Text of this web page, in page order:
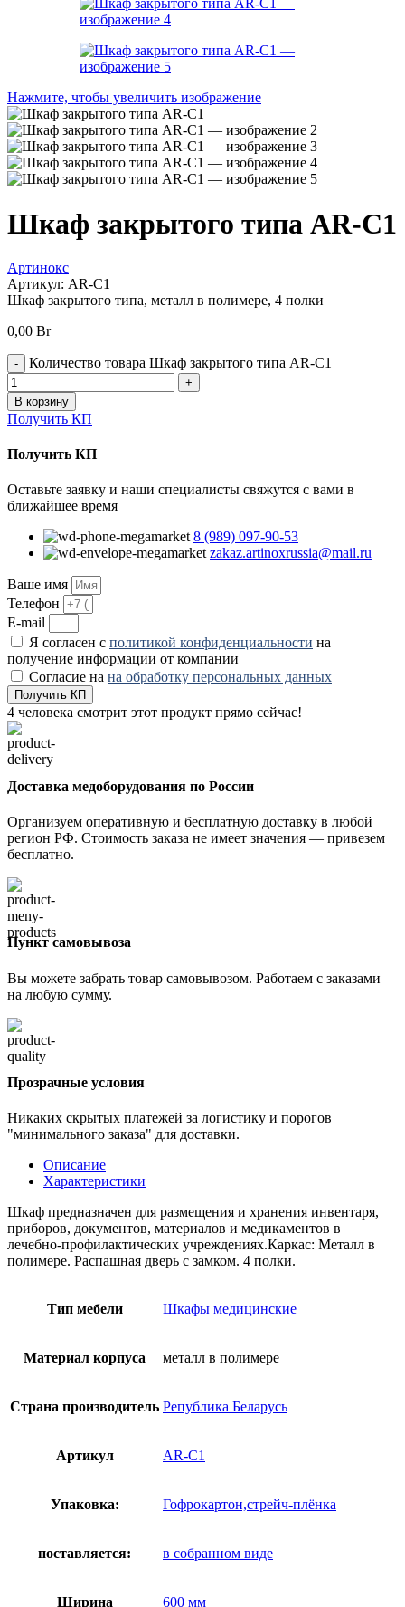
Нажмите, чтобы увеличить изображение
Шкаф закрытого типа AR-C1
Артинокс
Артикул: AR-C1
Шкаф закрытого типа, металл в полимере, 4 полки
0,00 Br
Количество товара Шкаф закрытого типа AR-C1
В корзину
Получить КП
Получить КП
Оставьте заявку и наши специалисты свяжутся с вами в
ближайшее время
8 (989) 097-90-53
zakaz.artinoxrussia@mail.ru
Ваше имя
Телефон
E-mail
Я согласен с политикой конфиденциальности на
получение информации от компании
Согласие на на обработку персональных данных
Получить КП
4 человека смотрит этот продукт прямо сейчас!
Доставка медоборудования по России
Организуем оперативную и бесплатную доставку в любой
регион РФ. Стоимость заказа не имеет значения — привезем
бесплатно.
Пункт самовывоза
Вы можете забрать товар самовывозом. Работаем с заказами
на любую сумму.
Прозрачные условия
Никаких скрытых платежей за логистику и порогов
"минимального заказа" для доставки.
Описание
Характеристики
Шкаф предназначен для размещения и хранения инвентаря,
приборов, документов, материалов и медикаментов в
лечебно-профилактических учреждениях.Каркас: Металл в
полимере. Распашная дверь с замком. 4 полки.
Тип мебели Шкафы медицинские
Материал корпуса металл в полимере
Страна производитель Република Беларусь
Артикул AR-C1
Упаковка: Гофрокартон,стрейч-плёнка
поставляется: в собранном виде
Ширина 600 мм